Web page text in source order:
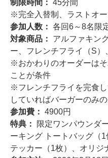
制限時間： 45分間
※完全入替制、ラストオ
参加人数： 各回6～8名限
対象商品： アルファキン
ー、フレンチフライ（S）
※おかわりのオーダーは
ことが条件
※フレンチフライを完食
していればバーガーのみ
参加費： 4900円
特典：
限定ワンパウンダ
ーキング トートバッグ（
テッカー（1枚）、オリジ